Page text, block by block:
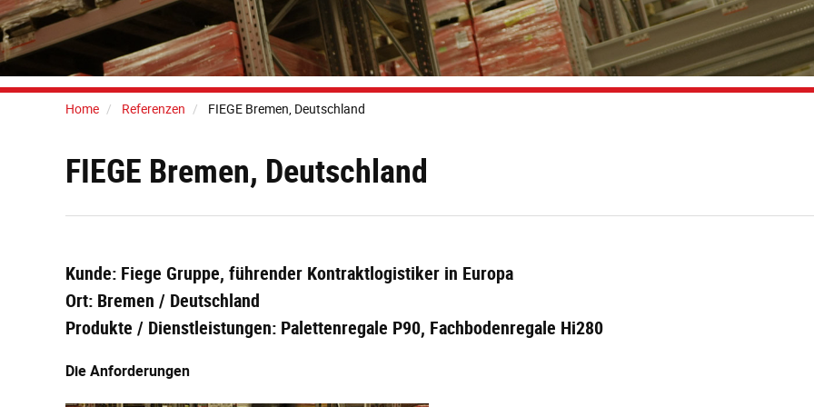
Home Referenzen FIEGE Bremen, Deutschland
FIEGE Bremen, Deutschland
Kunde: Fiege Gruppe, führender Kontraktlogistiker in Europa
Ort: Bremen / Deutschland
Produkte / Dienstleistungen: Palettenregale P90, Fachbodenregale Hi280
Die Anforderungen